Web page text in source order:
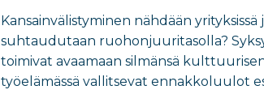
Kansainvälistyminen nähdään
suhtaudutaan ruohonjuuritasolla?
toimivat avaamaan silmänsä
työelämässä vallitsevat ennakkoluulot